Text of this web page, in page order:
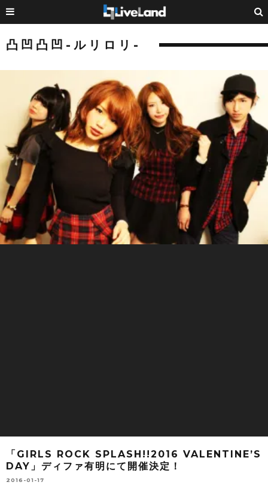
凸凹凸凹-ルリロリ-
「GIRLS ROCK SPLASH!!2016 VALENTINE’S
DAY」ディファ有明にて開催決定！
2016-01-17